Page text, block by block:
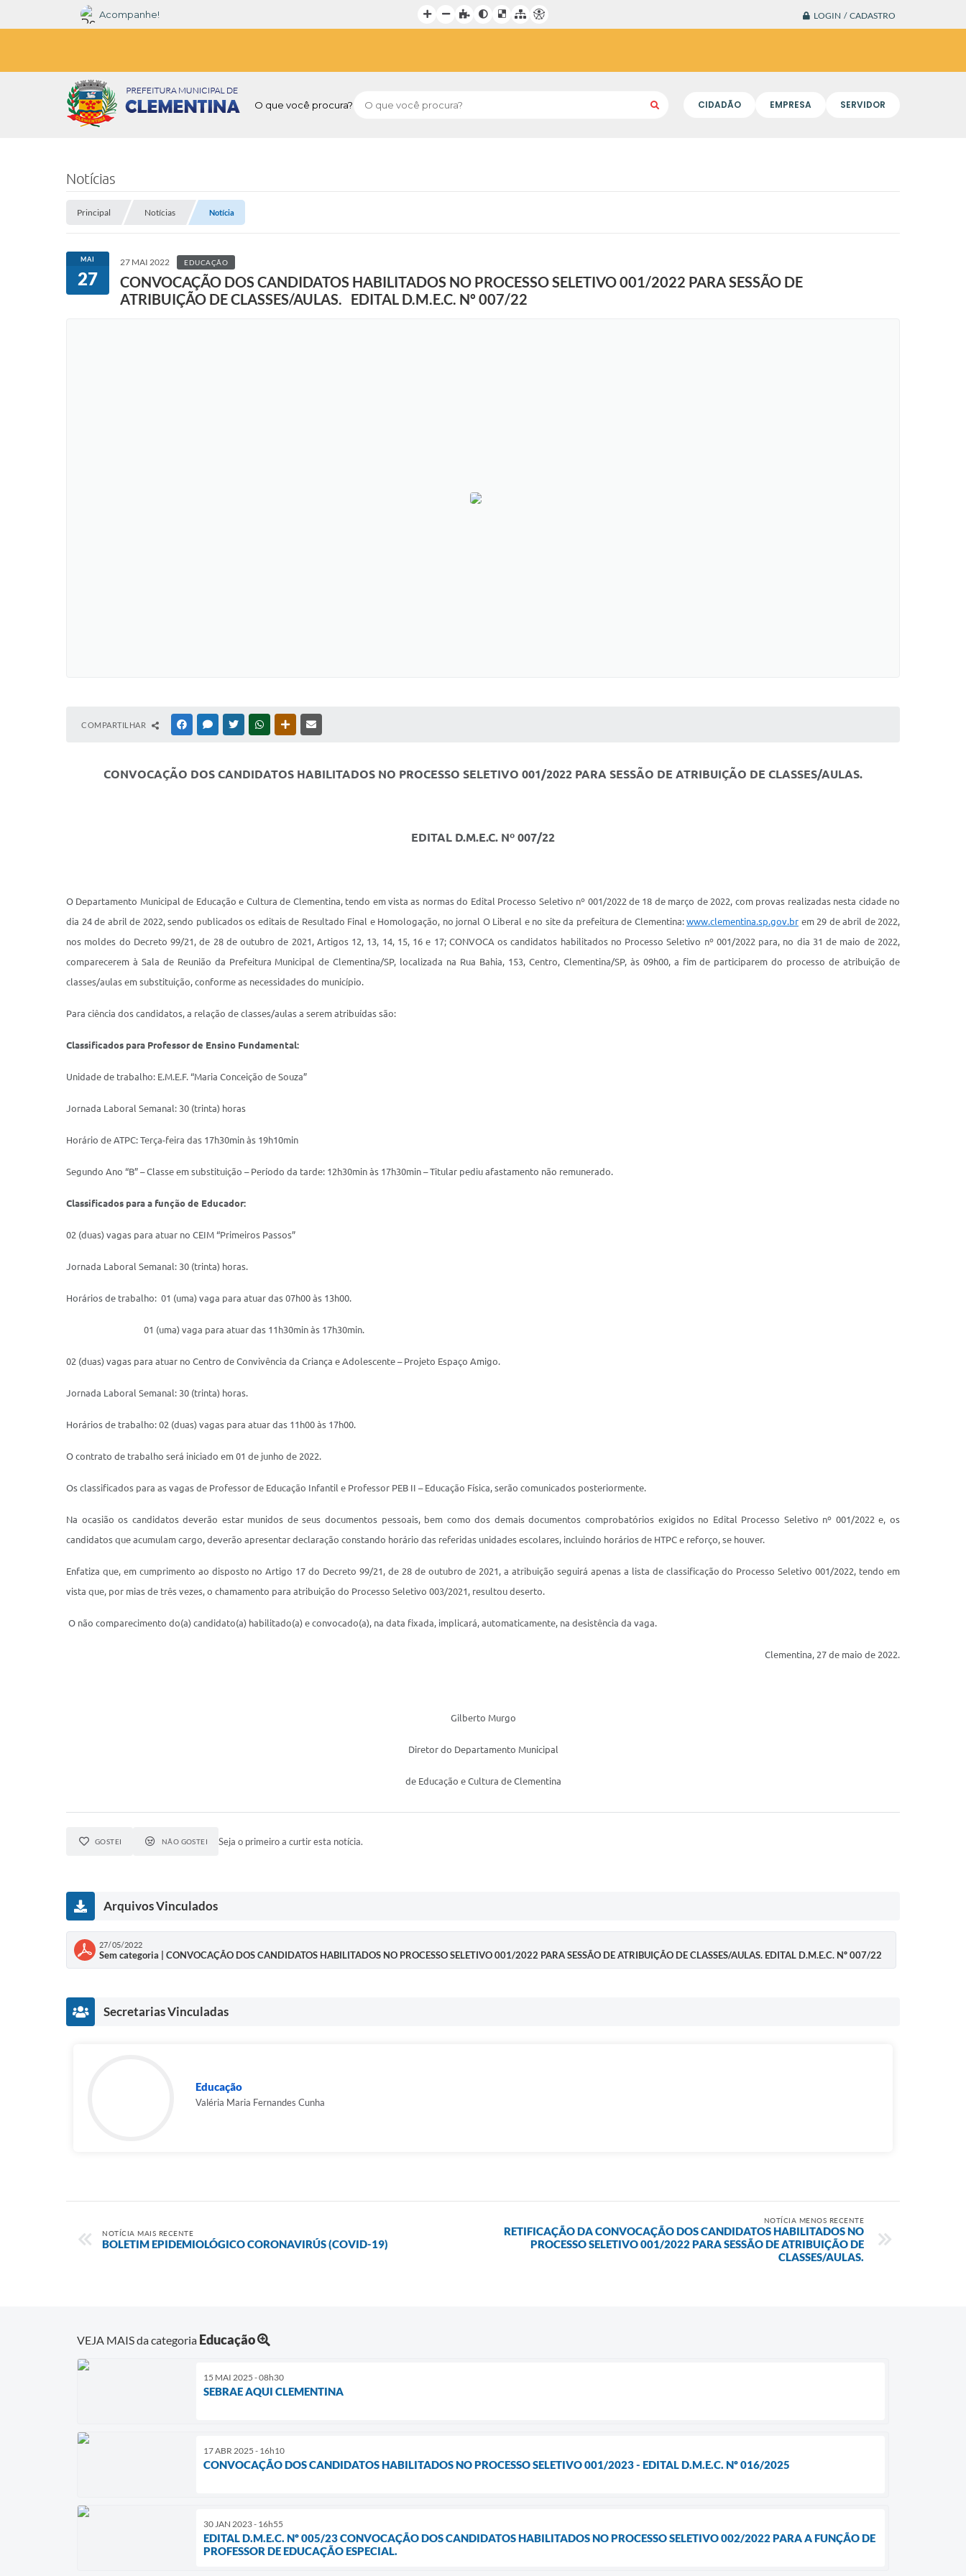
LOGIN / CADASTRO
Acompanhe!
O que você procura? CIDADÃO EMPRESA SERVIDOR
Notícias
Principal Notícias Notícia
MAI
27
27 MAI 2022 EDUCAÇÃO
CONVOCAÇÃO DOS CANDIDATOS HABILITADOS NO PROCESSO SELETIVO 001/2022 PARA SESSÃO DE
ATRIBUIÇÃO DE CLASSES/AULAS. EDITAL D.M.E.C. Nº 007/22
COMPARTILHAR FACEBOOKMESSENGER
TWITTERWHATSAPPOUTRAS MÍDIAS
CONVOCAÇÃO DOS CANDIDATOS HABILITADOS NO PROCESSO SELETIVO 001/2022 PARA SESSÃO DE ATRIBUIÇÃO DE CLASSES/AULAS.
EDITAL D.M.E.C. Nº 007/22
O Departamento Municipal de Educação e Cultura de Clementina, tendo em vista as normas do Edital Processo Seletivo nº 001/2022 de 18 de março de 2022, com provas realizadas nesta cidade no
dia 24 de abril de 2022, sendo publicados os editais de Resultado Final e Homologação, no jornal O Liberal e no site da prefeitura de Clementina: www.clementina.sp.gov.br em 29 de abril de 2022,
nos moldes do Decreto 99/21, de 28 de outubro de 2021, Artigos 12, 13, 14, 15, 16 e 17; CONVOCA os candidatos habilitados no Processo Seletivo nº 001/2022 para, no dia 31 de maio de 2022,
comparecerem à Sala de Reunião da Prefeitura Municipal de Clementina/SP, localizada na Rua Bahia, 153, Centro, Clementina/SP, às 09h00, a fim de participarem do processo de atribuição de
classes/aulas em substituição, conforme as necessidades do município.
Para ciência dos candidatos, a relação de classes/aulas a serem atribuídas são:
Classificados para Professor de Ensino Fundamental:
Unidade de trabalho: E.M.E.F. “Maria Conceição de Souza”
Jornada Laboral Semanal: 30 (trinta) horas
Horário de ATPC: Terça-feira das 17h30min às 19h10min
Segundo Ano “B” – Classe em substituição – Período da tarde: 12h30min às 17h30min – Titular pediu afastamento não remunerado.
Classificados para a função de Educador:
02 (duas) vagas para atuar no CEIM “Primeiros Passos”
Jornada Laboral Semanal: 30 (trinta) horas.
Horários de trabalho: 01 (uma) vaga para atuar das 07h00 às 13h00.
01 (uma) vaga para atuar das 11h30min às 17h30min.
02 (duas) vagas para atuar no Centro de Convivência da Criança e Adolescente – Projeto Espaço Amigo.
Jornada Laboral Semanal: 30 (trinta) horas.
Horários de trabalho: 02 (duas) vagas para atuar das 11h00 às 17h00.
O contrato de trabalho será iniciado em 01 de junho de 2022.
Os classificados para as vagas de Professor de Educação Infantil e Professor PEB II – Educação Física, serão comunicados posteriormente.
Na ocasião os candidatos deverão estar munidos de seus documentos pessoais, bem como dos demais documentos comprobatórios exigidos no Edital Processo Seletivo nº 001/2022 e, os
candidatos que acumulam cargo, deverão apresentar declaração constando horário das referidas unidades escolares, incluindo horários de HTPC e reforço, se houver.
Enfatiza que, em cumprimento ao disposto no Artigo 17 do Decreto 99/21, de 28 de outubro de 2021, a atribuição seguirá apenas a lista de classificação do Processo Seletivo 001/2022, tendo em
vista que, por mias de três vezes, o chamamento para atribuição do Processo Seletivo 003/2021, resultou deserto.
O não comparecimento do(a) candidato(a) habilitado(a) e convocado(a), na data fixada, implicará, automaticamente, na desistência da vaga.
Clementina, 27 de maio de 2022.
Gilberto Murgo
Diretor do Departamento Municipal
de Educação e Cultura de Clementina
GOSTEI NÃO GOSTEI Seja o primeiro a curtir esta notícia.
Arquivos Vinculados
27/05/2022
Sem categoria | CONVOCAÇÃO DOS CANDIDATOS HABILITADOS NO PROCESSO SELETIVO 001/2022 PARA SESSÃO DE ATRIBUIÇÃO DE CLASSES/AULAS. EDITAL D.M.E.C. Nº 007/22
Secretarias Vinculadas
Educação
Valéria Maria Fernandes Cunha
NOTÍCIA MAIS RECENTE
BOLETIM EPIDEMIOLÓGICO CORONAVIRÚS (COVID-19)
NOTÍCIA MENOS RECENTE
RETIFICAÇÃO DA CONVOCAÇÃO DOS CANDIDATOS HABILITADOS NO
PROCESSO SELETIVO 001/2022 PARA SESSÃO DE ATRIBUIÇÃO DE
CLASSES/AULAS.
VEJA MAIS da categoria Educação
15 MAI 2025 - 08h30
SEBRAE AQUI CLEMENTINA
17 ABR 2025 - 16h10
CONVOCAÇÃO DOS CANDIDATOS HABILITADOS NO PROCESSO SELETIVO 001/2023 - EDITAL D.M.E.C. Nº 016/2025
30 JAN 2023 - 16h55
EDITAL D.M.E.C. Nº 005/23 CONVOCAÇÃO DOS CANDIDATOS HABILITADOS NO PROCESSO SELETIVO 002/2022 PARA A FUNÇÃO DE
PROFESSOR DE EDUCAÇÃO ESPECIAL.